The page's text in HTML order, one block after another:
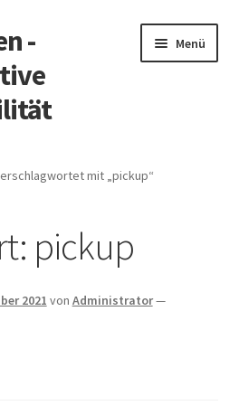
-
Menü
mit „pickup“
pickup
2021 von Administrator—